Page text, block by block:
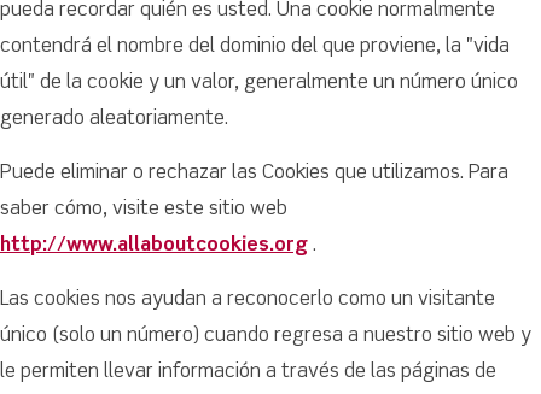
pueda recordar quién es usted. Una cookie normalmente
contendrá el nombre del dominio del que proviene, la "vida
útil" de la cookie y un valor, generalmente un número único
generado aleatoriamente.
Puede eliminar o rechazar las Cookies que utilizamos. Para
saber cómo, visite este sitio web
http://www.allaboutcookies.org .
Las cookies nos ayudan a reconocerlo como un visitante
único (solo un número) cuando regresa a nuestro sitio web y
le permiten llevar información a través de las páginas de